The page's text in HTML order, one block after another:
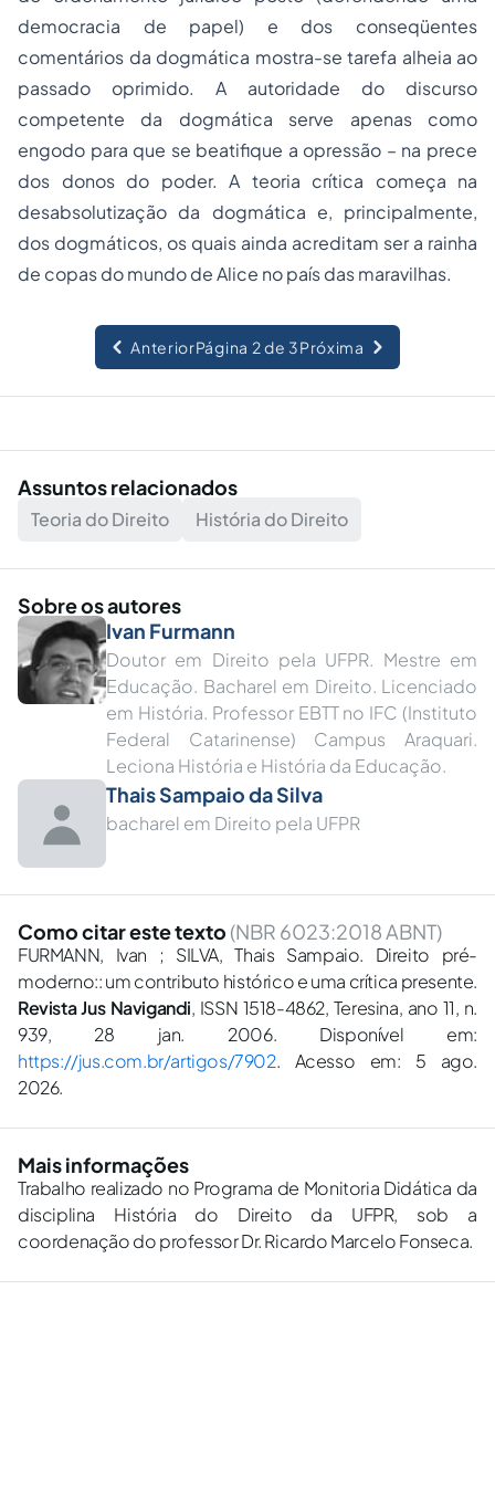
democracia de papel) e dos conseqüentes
comentários da dogmática mostra-se tarefa alheia ao
passado oprimido. A autoridade do discurso
competente da dogmática serve apenas como
engodo para que se beatifique a opressão – na prece
dos donos do poder. A teoria crítica começa na
desabsolutização da dogmática e, principalmente,
dos dogmáticos, os quais ainda acreditam ser a rainha
de copas do mundo de Alice no país das maravilhas.
AnteriorPágina 2 de 3Próxima
Assuntos relacionados
Teoria do Direito História do Direito
Sobre os autores
Ivan Furmann
Doutor em Direito pela UFPR. Mestre em
Educação. Bacharel em Direito. Licenciado
em História. Professor EBTT no IFC (Instituto
Federal Catarinense) Campus Araquari.
Leciona História e História da Educação.
Thais Sampaio da Silva
bacharel em Direito pela UFPR
Como citar este texto (NBR 6023:2018 ABNT)
FURMANN, Ivan ; SILVA, Thais Sampaio. Direito pré-
moderno:: um contributo histórico e uma crítica presente.
Revista Jus Navigandi, ISSN 1518-4862, Teresina, ano 11, n.
939, 28 jan. 2006. Disponível em:
https://jus.com.br/artigos/7902. Acesso em: 5 ago.
2026.
Mais informações
Trabalho realizado no Programa de Monitoria Didática da
disciplina História do Direito da UFPR, sob a
coordenação do professor Dr. Ricardo Marcelo Fonseca.